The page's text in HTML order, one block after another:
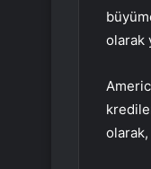
olarak